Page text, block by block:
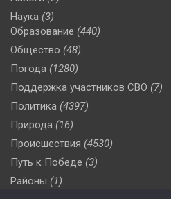
Наука (3)
Образование (440)
Общество (48)
Погода (1280)
Поддержка участников СВО (7)
Политика (4397)
Природа (16)
Происшествия (4530)
Путь к Победе (3)
Районы (1)